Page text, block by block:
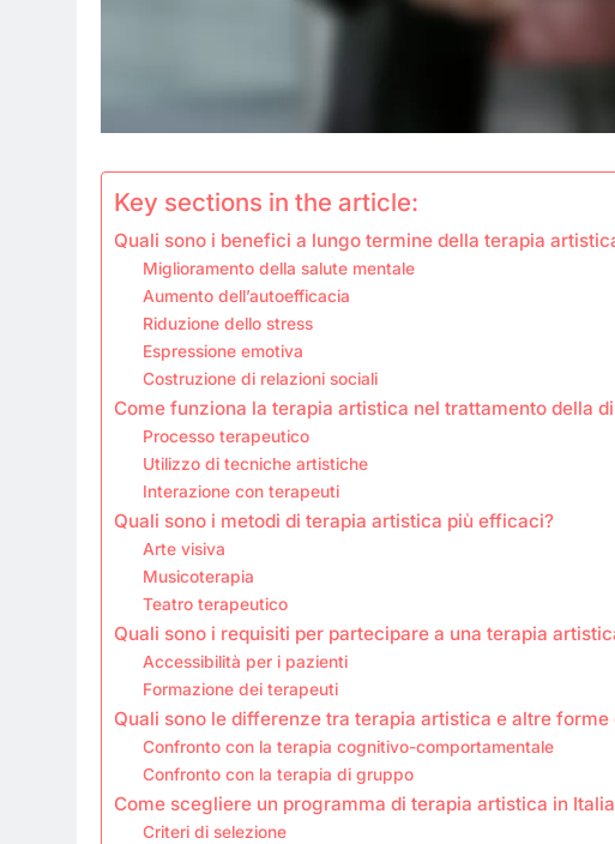
Key sections in the article:
Quali sono i benefici a lungo termine della terapia
Miglioramento della salute mentale
Aumento dell’autoefficacia
Riduzione dello stress
Espressione emotiva
Costruzione di relazioni sociali
Come funziona la terapia artistica nel trattamento della
Processo terapeutico
Utilizzo di tecniche artistiche
Interazione con terapeuti
Quali sono i metodi di terapia artistica più efficaci?
Arte visiva
Musicoterapia
Teatro terapeutico
Quali sono i requisiti per partecipare a una terapia
Accessibilità per i pazienti
Formazione dei terapeuti
Quali sono le differenze tra terapia artistica e altre forme
Confronto con la terapia cognitivo-comportamentale
Confronto con la terapia di gruppo
Come scegliere un programma di terapia artistica in
Criteri di selezione